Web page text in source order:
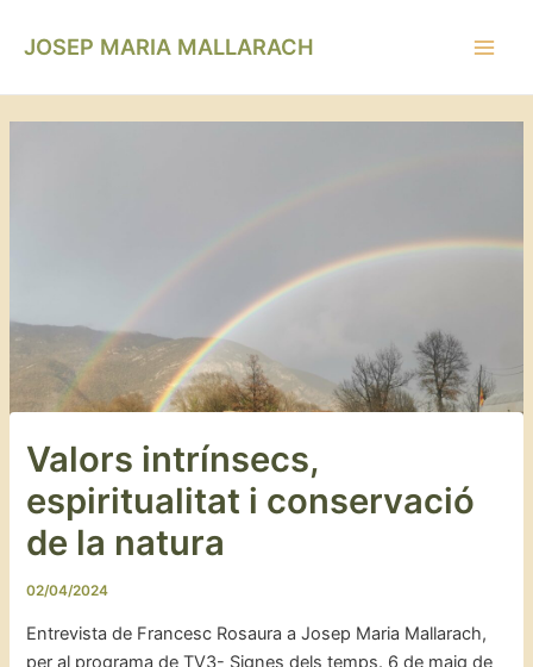
JOSEP MARIA MALLARACH
Valors intrínsecs,
espiritualitat i conservació
de la natura
02/04/2024
Entrevista de Francesc Rosaura a Josep Maria Mallarach,
per al programa de TV3- Signes dels temps. 6 de maig de
d'entrades